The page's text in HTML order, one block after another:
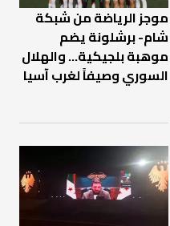
موجز الرياضة من شبكة
شام- برشلونة يضم
موهبة بلجيكية... والهلال
السوري وصيفاً لغرب آسيا